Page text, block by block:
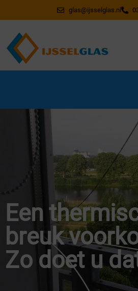
glas@ijsselglas.nl
Wegens vakantie gesloten
augustus. Vanaf 10 augustus
Een
breuk
Zo doet u